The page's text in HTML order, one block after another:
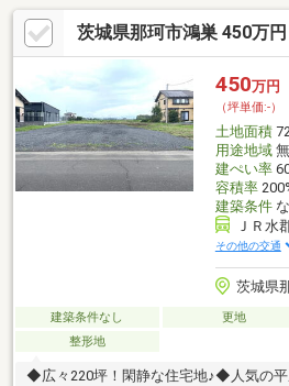
徒歩15分◆ファミリーマート飯田店ま
い合わせください（火曜・水曜日定休）
茨城県那珂市鴻巣 450万円
450万円
（坪単価:-）
土地面積
用途地域
建ぺい率
容積率
建築条件
ＪＲ水
その他の交通
茨城県
建築条件なし 更地
整形地
◆広々220坪！閑静な住宅地♪◆人気の平